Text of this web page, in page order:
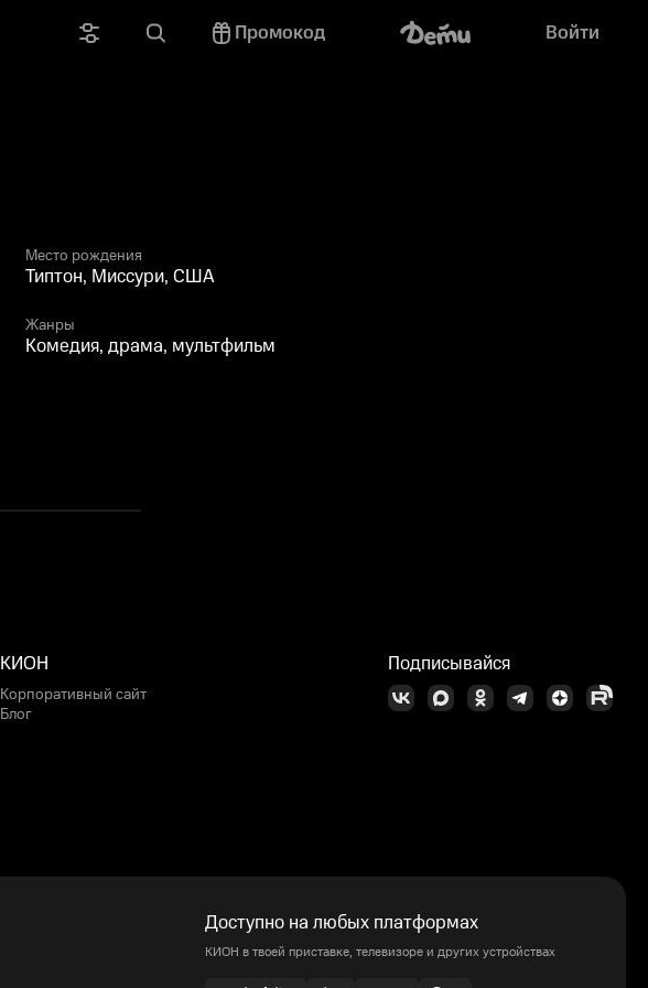
Промокод Войти
Место рождения
Типтон, Миссури, США
Жанры
Комедия, драма, мультфильм
КИОН
Корпоративный сайт
Блог
Подписывайся
Доступно на любых платформах
КИОН в твоей приставке, телевизоре и других устройствах